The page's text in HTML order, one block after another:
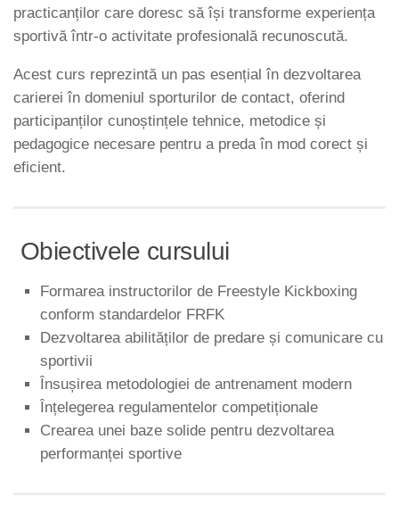
practicanților care doresc să își transforme experiența
sportivă într-o activitate profesională recunoscută.
Acest curs reprezintă un pas esențial în dezvoltarea
carierei în domeniul sporturilor de contact, oferind
participanților cunoștințele tehnice, metodice și
pedagogice necesare pentru a preda în mod corect și
eficient.
Obiectivele cursului
Formarea instructorilor de Freestyle Kickboxing
conform standardelor FRFK
Dezvoltarea abilităților de predare și comunicare cu
sportivii
Însușirea metodologiei de antrenament modern
Înțelegerea regulamentelor competiționale
Crearea unei baze solide pentru dezvoltarea
performanței sportive